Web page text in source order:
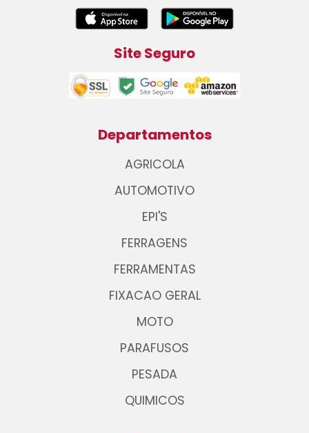
Site Seguro
Departamentos
AGRICOLA
AUTOMOTIVO
EPI'S
FERRAGENS
FERRAMENTAS
FIXACAO GERAL
MOTO
PARAFUSOS
PESADA
QUIMICOS